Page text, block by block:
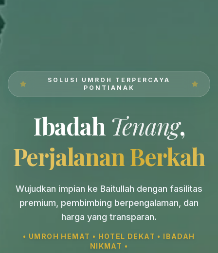
SOLUSI UMROH TERPERCAYA
PONTIANAK
Ibadah Tenang,
Perjalanan Berkah
Wujudkan impian ke Baitullah dengan fasilitas
premium, pembimbing berpengalaman, dan
harga yang transparan.
• UMROH HEMAT • HOTEL DEKAT • IBADAH
NIKMAT •